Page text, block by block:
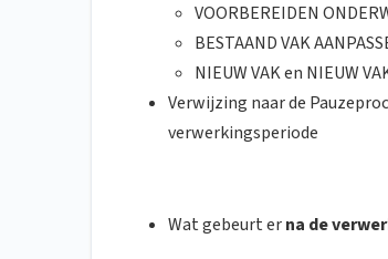
VOORBEREIDEN
BESTAAND VAK
NIEUW VAK en NIEUW
Verwijzing naar de
verwerkingsperiode
Wat gebeurt erna de